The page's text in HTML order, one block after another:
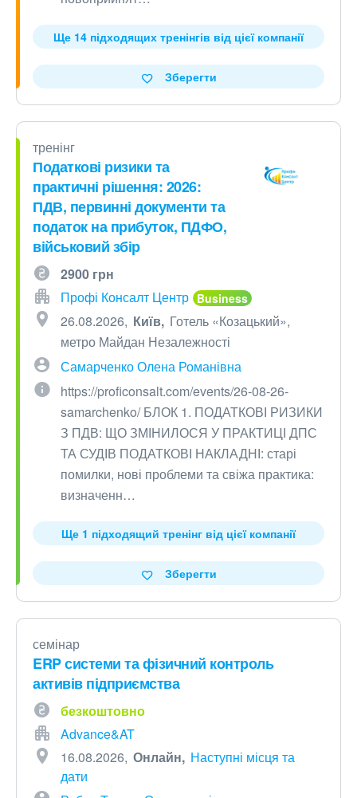
Ще 14 підходящих тренінгів від цієї компанії
Зберегти
тренінг
Податкові ризики та
практичні рішення: 2026:
ПДВ, первинні документи та
податок на прибуток, ПДФО,
військовий збір
2900 грн
Профі Консалт Центр
26.08.2026 Київ Готель «Козацький»,
метро Майдан Незалежності
Самарченко Олена Романівна
https://proficonsalt.com/events/26-08-26-
samarchenko/ БЛОК 1. ПОДАТКОВІ РИЗИКИ
З ПДВ: ЩО ЗМІНИЛОСЯ У ПРАКТИЦІ ДПС
ТА СУДІВ ПОДАТКОВІ НАКЛАДНІ: старі
помилки, нові проблеми та свіжа практика:
визначенн…
Ще 1 підходящий тренінг від цієї компанії
Зберегти
семінар
ERP системи та фізичний контроль
активів підприємства
безкоштовно
Advance&AT
16.08.2026 Онлайн Наступні місця та
дати